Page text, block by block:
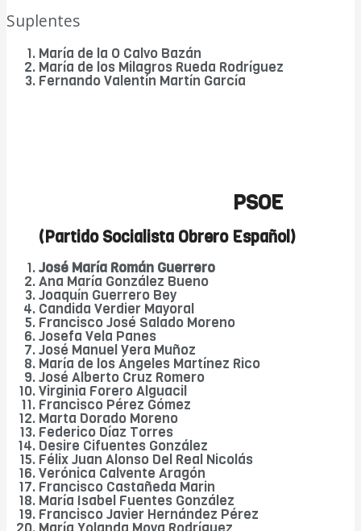
Suplentes
María de la O Calvo Bazán
María de los Milagros Rueda Rodríguez
Fernando Valentín Martín García
PSOE
(Partido Socialista Obrero Español)
José María Román Guerrero
Ana María González Bueno
Joaquín Guerrero Bey
Candida Verdier Mayoral
Francisco José Salado Moreno
Josefa Vela Panes
José Manuel Vera Muñoz
María de los Ángeles Martínez Rico
José Alberto Cruz Romero
Virginia Forero Alguacil
Francisco Pérez Gómez
Marta Dorado Moreno
Federico Díaz Torres
Desire Cifuentes González
Félix Juan Alonso Del Real Nicolás
Verónica Calvente Aragón
Francisco Castañeda Marin
María Isabel Fuentes González
Francisco Javier Hernández Pérez